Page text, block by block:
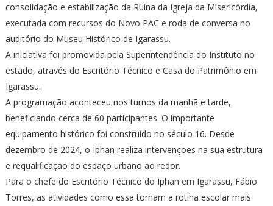
consolidação e estabilização da Ruína da Igreja da Misericórdia,
executada com recursos do Novo PAC e roda de conversa no
auditório do Museu Histórico de Igarassu.
A iniciativa foi promovida pela Superintendência do Instituto no
estado, através do Escritório Técnico e Casa do Patrimônio em
Igarassu.
A programação aconteceu nos turnos da manhã e tarde,
beneficiando cerca de 60 participantes. O importante
equipamento histórico foi construído no século 16. Desde
dezembro de 2024, o Iphan realiza intervenções na sua estrutura
e requalificação do espaço urbano ao redor.
Para o chefe do Escritório Técnico do Iphan em Igarassu, Fábio
Torres, as atividades como essa tornam a rotina escolar mais